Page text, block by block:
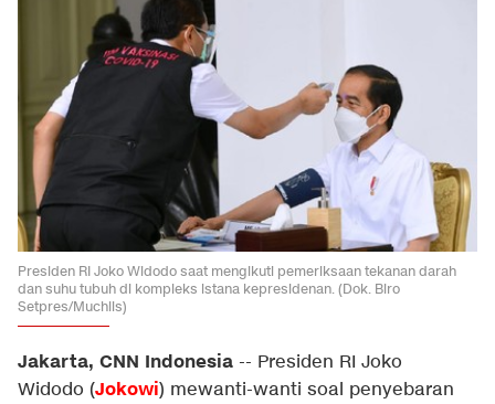
Presiden RI Joko Widodo saat mengikuti pemeriksaan tekanan darah
dan suhu tubuh di kompleks istana kepresidenan. (Dok. Biro
Setpres/Muchlis)
Jakarta, CNN Indonesia -- Presiden RI Joko
Widodo (Jokowi) mewanti-wanti soal penyebaran